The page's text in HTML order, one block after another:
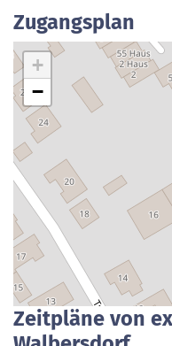
Zugangsplan
+
−
Zeitpläne von